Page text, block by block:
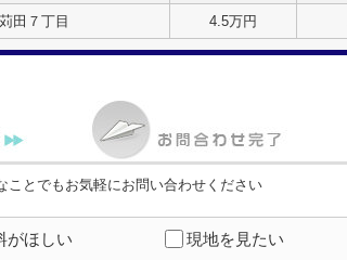
田７丁目 4.5万円
ことでもお気軽にお問い合わせください
がほしい
現地を見たい